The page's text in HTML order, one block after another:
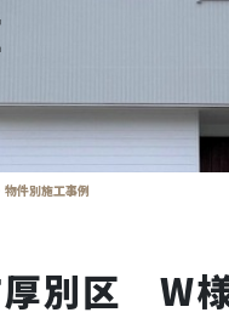
物件別施工事例
厚別区 W